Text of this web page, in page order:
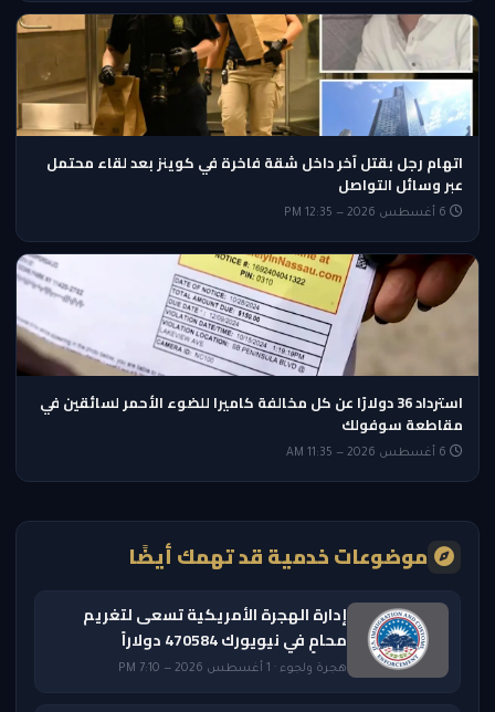
اتهام رجل بقتل آخر داخل شقة فاخرة في كوينز بعد لقاء محتمل
عبر وسائل التواصل
استرداد 36 دولارًا عن كل مخالفة كاميرا للضوء الأحمر لسائقين في
مقاطعة سوفولك
موضوعات خدمية قد تهمك أيضًا
إدارة الهجرة الأمريكية تسعى لتغريم
محامٍ في نيويورك 470584 دولاراً
هجرة ولجوء · 1 أغسطس 2026 — 7:10 PM